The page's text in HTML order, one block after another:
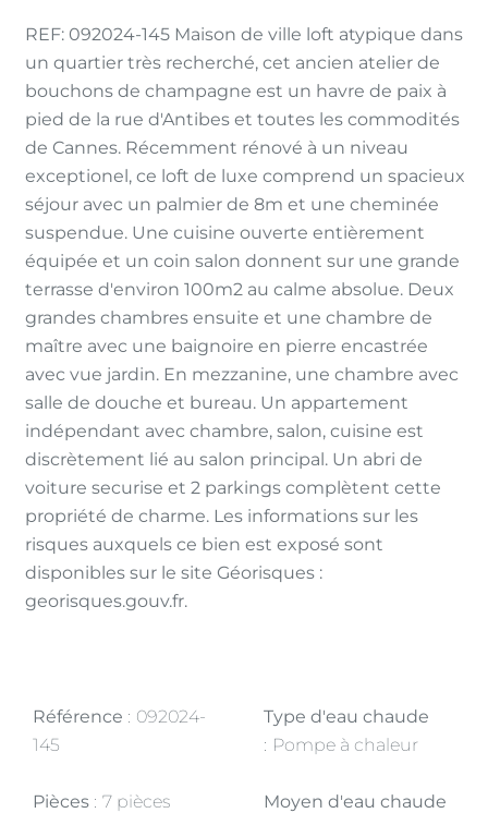
REF: 092024-145 Maison de ville loft atypique dans
un quartier très recherché, cet ancien atelier de
bouchons de champagne est un havre de paix à
pied de la rue d'Antibes et toutes les commodités
de Cannes. Récemment rénové à un niveau
exceptionel, ce loft de luxe comprend un spacieux
séjour avec un palmier de 8m et une cheminée
suspendue. Une cuisine ouverte entièrement
équipée et un coin salon donnent sur une grande
terrasse d'environ 100m2 au calme absolue. Deux
grandes chambres ensuite et une chambre de
maître avec une baignoire en pierre encastrée
avec vue jardin. En mezzanine, une chambre avec
salle de douche et bureau. Un appartement
indépendant avec chambre, salon, cuisine est
discrètement lié au salon principal. Un abri de
voiture securise et 2 parkings complètent cette
propriété de charme. Les informations sur les
risques auxquels ce bien est exposé sont
disponibles sur le site Géorisques :
georisques.gouv.fr.
Référence
092024-
145
Pièces 7 pièces
Type d'eau chaude
Pompe à chaleur
Moyen d'eau chaude